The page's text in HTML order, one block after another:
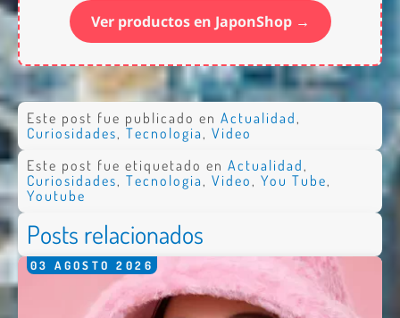
Ver productos en JaponShop →
Este post fue publicado en Actualidad ,
Curiosidades, Tecnologia , Video
Este post fue etiquetado en Actualidad,
Curiosidades, Tecnologia, Video, You Tube,
Youtube
Posts relacionados
03 AGOSTO 2026